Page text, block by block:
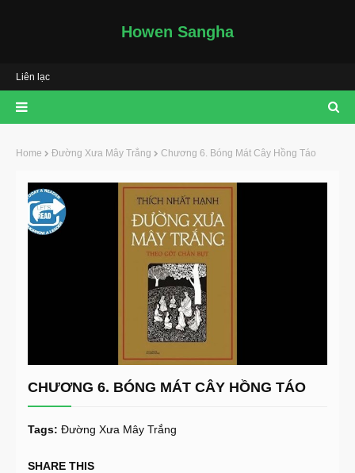
Howen Sangha
Liên lạc
Home Đường Xưa Mây Trắng Chương 6. Bóng Mát Cây Hồng Táo
CHƯƠNG 6. BÓNG MÁT CÂY HỒNG TÁO
Tags: Đường Xưa Mây Trắng
SHARE THIS